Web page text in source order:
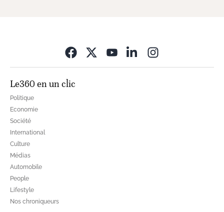
Le360 en un clic
Politique
Economie
Société
International
Culture
Médias
Automobile
People
Lifestyle
Nos chroniqueurs